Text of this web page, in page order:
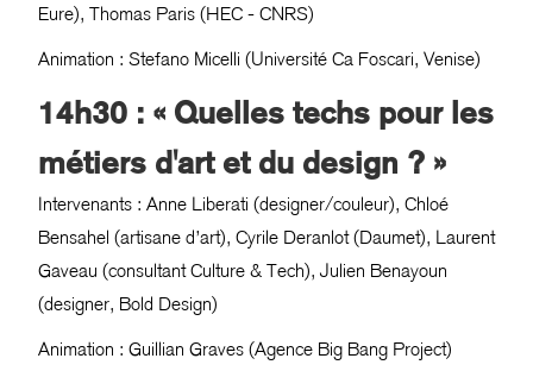
Eure), Thomas Paris (HEC - CNRS)
Animation : Stefano Micelli (Université Ca Foscari, Venise)
14h30 : « Quelles techs pour les
métiers d'art et du design ? »
Intervenants : Anne Liberati (designer/couleur), Chloé
Bensahel (artisane d’art), Cyrile Deranlot (Daumet), Laurent
Gaveau (consultant Culture & Tech), Julien Benayoun
(designer, Bold Design)
Animation : Guillian Graves (Agence Big Bang Project)